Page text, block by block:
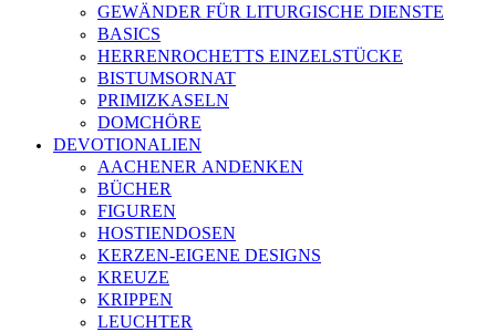
GEWÄNDER FÜR LITURGISCHE DIENSTE
BASICS
HERRENROCHETTS EINZELSTÜCKE
BISTUMSORNAT
PRIMIZKASELN
DOMCHÖRE
DEVOTIONALIEN
AACHENER ANDENKEN
BÜCHER
FIGUREN
HOSTIENDOSEN
KERZEN-EIGENE DESIGNS
KREUZE
KRIPPEN
LEUCHTER